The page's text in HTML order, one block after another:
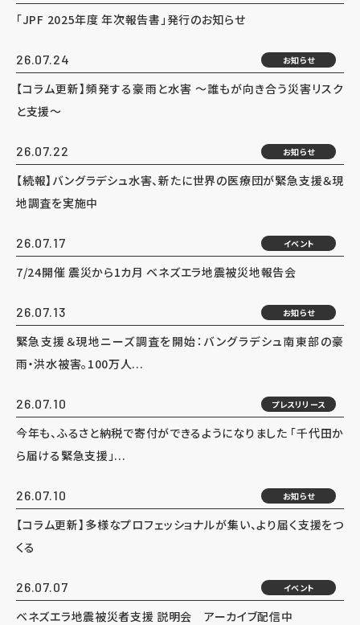
「JPF 2025年度 年次報告書」発行のお知らせ
26.07.24 お知らせ
【コラム更新】頻発する豪雨と水害 ～誰もが向き合う災害リスク
と支援～
26.07.22 お知らせ
【続報】バングラデシュ水害、新たに世界の医療団が緊急支援＆現
地調査を実施中
26.07.17 イベント
7/24開催 震災から1カ月 ベネズエラ地震被災地報告会
26.07.13 お知らせ
緊急支援＆現地ニーズ調査を開始：バングラデシュ南東部の豪
雨・洪水被害。100万人...
26.07.10 プレスリリース
今年も、ふるさと納税で寄付ができるようになりました 「千代田か
ら届ける緊急支援」...
26.07.10 お知らせ
【コラム更新】多様なプロフェッショナルが集い、より届く支援をつ
くる
26.07.07 イベント
ベネズエラ地震被災者支援 説明会 アーカイブ配信中